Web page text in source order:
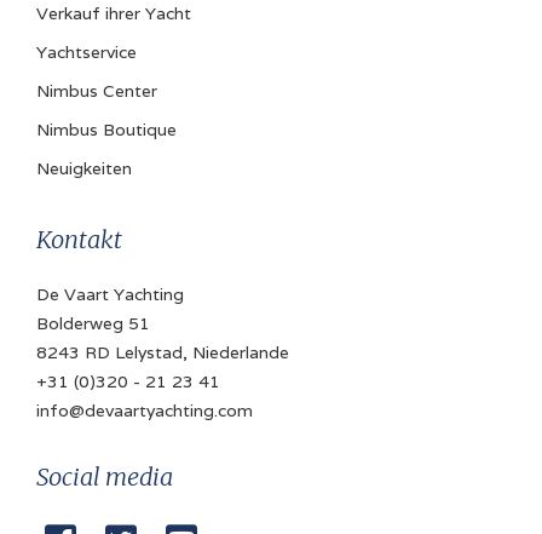
Verkauf ihrer Yacht
Yachtservice
Nimbus Center
Nimbus Boutique
Neuigkeiten
Kontakt
De Vaart Yachting
Bolderweg 51
8243 RD Lelystad, Niederlande
+31 (0)320 - 21 23 41
info@devaartyachting.com
Social media